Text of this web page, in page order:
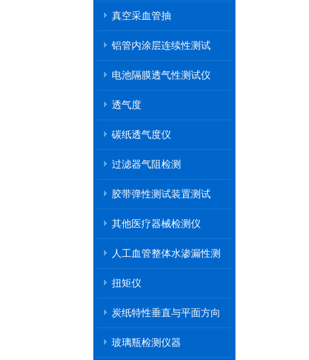
真空采血管抽
铝管内涂层连续性测试
电池隔膜透气性测试仪
透气度
碳纸透气度仪
过滤器气阻检测
胶带弹性测试装置测试
其他医疗器械检测仪
人工血管整体水渗漏性测
扭矩仪
炭纸特性垂直与平面方向
玻璃瓶检测仪器